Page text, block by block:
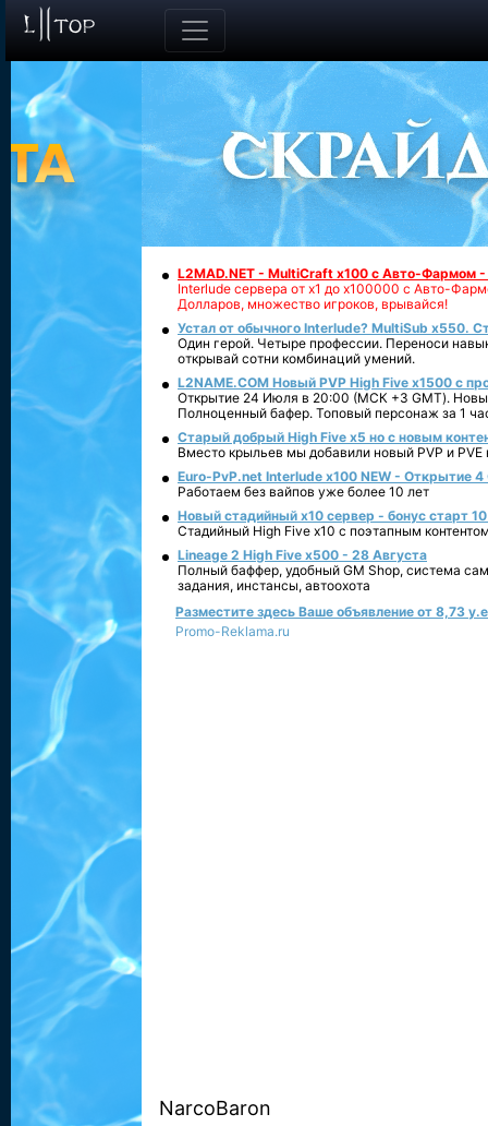
L2MAD.NET - MultiCraft x100 с Авто-Фармом
Interlude сервера от х1 до х100000 с Авто-
Долларов, множество игроков, врывайся!
Устал от обычного Interlude? MultiSub x550.
Один герой. Четыре профессии. Переноси
открывай сотни комбинаций умений.
L2NAME.COM Новый PVP High Five x1500 с
Открытие 24 Июля в 20:00 (МСК +3 GMT).
Полноценный бафер. Топовый персонаж за 1
Старый добрый High Five x5 но с новым
Вместо крыльев мы добавили новый PVP и PVE
Euro-PvP.net Interlude х100 NEW - Открытие 4
Работаем без вайпов уже более 10 лет
Новый стадийный х10 сервер - бонус старт
Стадийный High Five x10 с поэтапным
Lineage 2 High Five x500 - 28 Августа
Полный баффер, удобный GM Shop, система
задания, инстансы, автоохота
Разместите здесь Ваше объявление от 8,73
Promo-Reklama.ru
NarcoBaron